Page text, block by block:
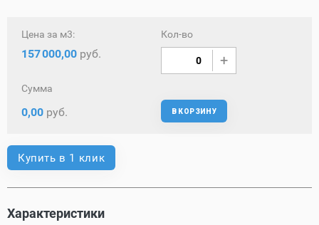
Цена за м3:
157000,00 руб.
Кол-во
Сумма
0,00 руб. В КОРЗИНУ
Купить в 1 клик
Характеристики